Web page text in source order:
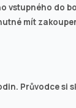
vstupného do
mít
Průvodce si